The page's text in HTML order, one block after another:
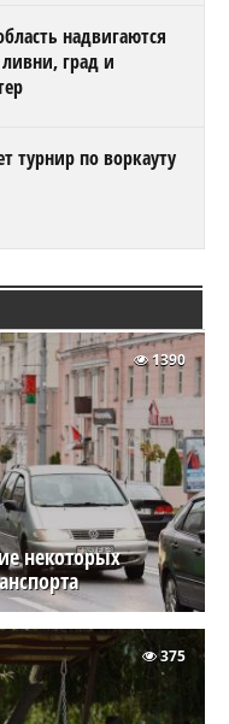
надвигаются
град и
турнир по воркауту
некоторых
1390
375